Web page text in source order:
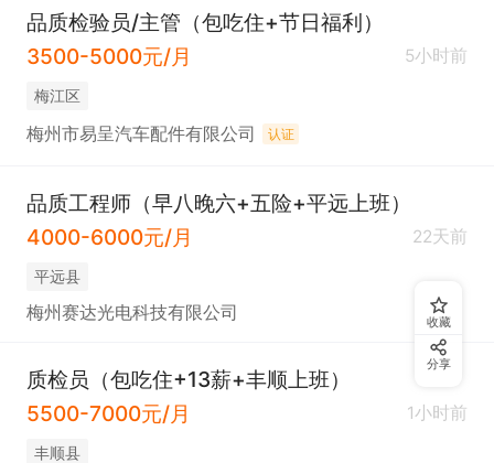
品质检验员/主管（包吃住+节日福利）
3500-5000元/月
5小时前
梅江区
梅州市易呈汽车配件有限公司 认证
品质工程师（早八晚六+五险+平远上班）
4000-6000元/月
22天前
平远县
梅州赛达光电科技有限公司
质检员（包吃住+13薪+丰顺上班）
5500-7000元/月
1小时前
丰顺县
收藏
分享